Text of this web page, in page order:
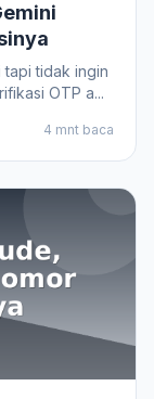
tapi tidak ingin
OTP a...
4 mnt baca